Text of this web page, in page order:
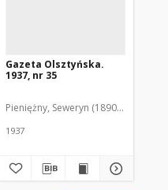
Gazeta Olsztyńska.
1937, nr 35
Pieniężny, Seweryn (1890-1940). Red.
1937